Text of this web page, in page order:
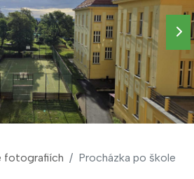
fotografiích Procházka po škole